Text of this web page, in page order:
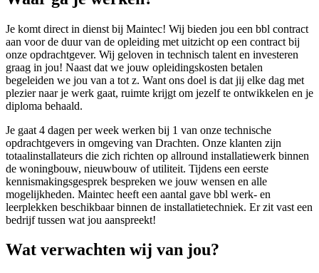
Je komt direct in dienst bij Maintec! Wij bieden jou een bbl contract
aan voor de duur van de opleiding met uitzicht op een contract bij
onze opdrachtgever. Wij geloven in technisch talent en investeren
graag in jou! Naast dat we jouw opleidingskosten betalen
begeleiden we jou van a tot z. Want ons doel is dat jij elke dag met
plezier naar je werk gaat, ruimte krijgt om jezelf te ontwikkelen en je
diploma behaald.
Je gaat 4 dagen per week werken bij 1 van onze technische
opdrachtgevers in omgeving van Drachten. Onze klanten zijn
totaalinstallateurs die zich richten op allround installatiewerk binnen
de woningbouw, nieuwbouw of utiliteit. Tijdens een eerste
kennismakingsgesprek bespreken we jouw wensen en alle
mogelijkheden. Maintec heeft een aantal gave bbl werk- en
leerplekken beschikbaar binnen de installatietechniek. Er zit vast een
bedrijf tussen wat jou aanspreekt!
Wat verwachten wij van jou?